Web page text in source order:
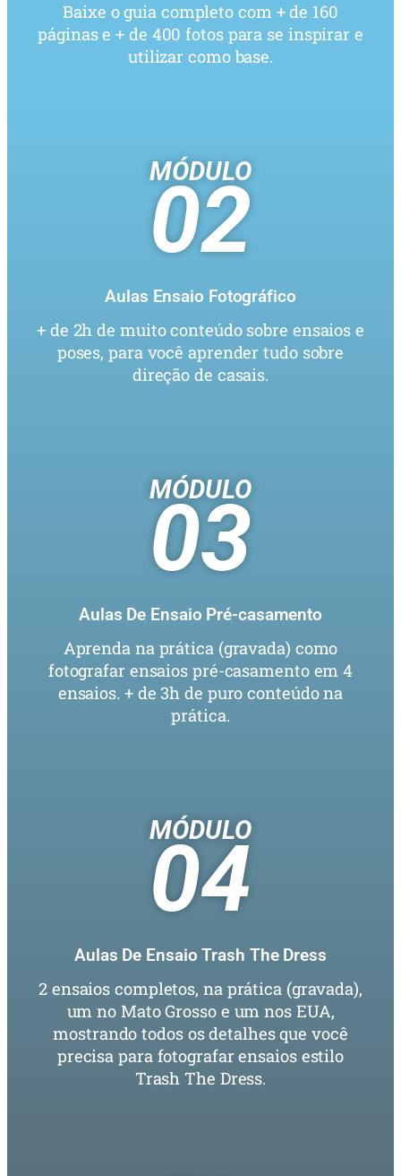
Baixe o guia completo com + de 160
páginas e + de 400 fotos para se inspirar e
utilizar como base.
MÓDULO
02
Aulas Ensaio Fotográfico
+ de 2h de muito conteúdo sobre ensaios e
poses, para você aprender tudo sobre
direção de casais.
MÓDULO
03
Aulas De Ensaio Pré-casamento
Aprenda na prática (gravada) como
fotografar ensaios pré-casamento em 4
ensaios. + de 3h de puro conteúdo na
prática.
MÓDULO
04
Aulas De Ensaio Trash The Dress
2 ensaios completos, na prática (gravada),
um no Mato Grosso e um nos EUA,
mostrando todos os detalhes que você
precisa para fotografar ensaios estilo
Trash The Dress.